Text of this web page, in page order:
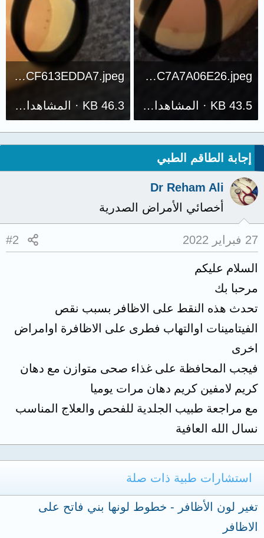
8CB65685-87A3-4954-9D45-7FC7A7A06E26.jpeg
43.5 KB · المشاهدات: 245
2C842865-643D-494E-9E83-D5CF613EDDA7.jpeg
46.3 KB · المشاهدات: 205
إجابة الطاقم الطبي
Dr Reham Ali
أخصائي الأمراض الصدرية
27 فبراير 2022 #2
السلام عليكم
مرحبا بك
تحدث هذه النقط على الاظافر بسبب نقص
الفيتامينات اوالتهاب فطرى على الاظافرة اوامراض
اخرى
فيجب المحافظة على غذاء صحى متوازن مع دهان
كريم لامفين كريم دهان مرات يوميا
مع مراجعة طبيب الجلدية للفحص والعلاج المناسب
نسال الله العافية
استشارات طبية ذات صلة
تغير لون الأظافر - خطوط لونها بني فاتح على
الاظافر